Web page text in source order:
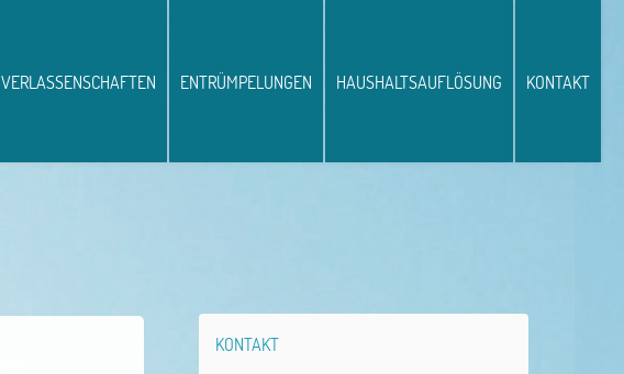
VERLASSENSCHAFTEN ENTRÜMPELUNGEN HAUSHALTSAUFLÖSUNG KONTAKT
KONTAKT